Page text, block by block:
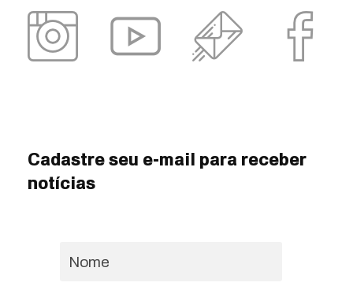
Cadastre seu e-mail para receber
notícias